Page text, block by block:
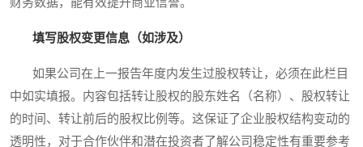
填写股权变更信息（如涉及）
如果公司在上一报告年度内发生过股权转让，必须在此栏目
中如实填报。内容包括转让股权的股东姓名（名称）、股权转让
的时间、转让前后的股权比例等。这保证了企业股权结构变动的
透明性，对于合作伙伴和潜在投资者了解公司稳定性有重要参考